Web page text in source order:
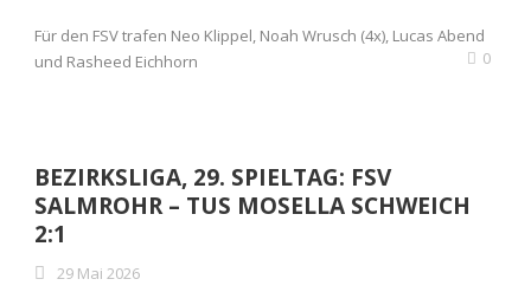
Für den FSV trafen Neo Klippel, Noah Wrusch (4x), Lucas Abend
und Rasheed Eichhorn
0
BEZIRKSLIGA, 29. SPIELTAG: FSV
SALMROHR – TUS MOSELLA SCHWEICH
2:1
29 Mai 2026